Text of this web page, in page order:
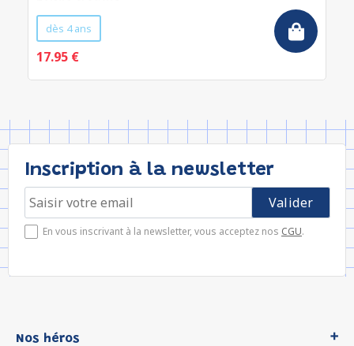
dès 4 ans
17.95 €
Inscription à la newsletter
En vous inscrivant à la newsletter, vous acceptez nos CGU.
Nos héros